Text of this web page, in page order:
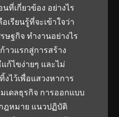
ที่เกี่ยวข้อง อย่างไร
เรียนรู้ที่จะเข้าใจว่า
ษฐกิจ ทำงานอย่างไร
าวแรกสู่การสร้าง
ก้ไขง่ายๆ และไม่
ไว้เพื่อแสวงหาการ
เดลธุรกิจ การออกแบบ
ฎหมาย แนวปฏิบัติ